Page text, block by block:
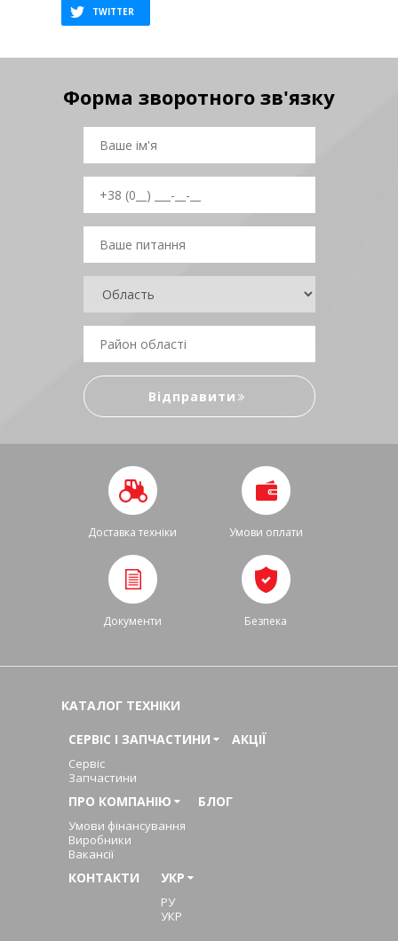
Форма зворотного зв'язку
Доставка техніки Умови оплати
Документи Безпека
КАТАЛОГ ТЕХНІКИ
СЕРВІС І ЗАПЧАСТИНИ
Сервіс
Запчастини
АКЦІЇ
ПРО КОМПАНІЮ
Умови фінансування
Виробники
Вакансії
БЛОГ
КОНТАКТИ УКР
РУ
УКР